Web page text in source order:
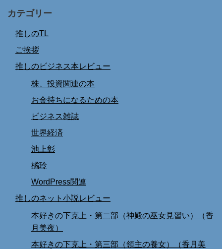
カテゴリー
推しのTL
ご挨拶
推しのビジネス本レビュー
株、投資関連の本
お金持ちになるための本
ビジネス雑誌
世界経済
池上彰
橘玲
WordPress関連
推しのネット小説レビュー
本好きの下克上・第二部（神殿の巫女見習い）（香
月美夜）
本好きの下克上・第三部（領主の養女）（香月美